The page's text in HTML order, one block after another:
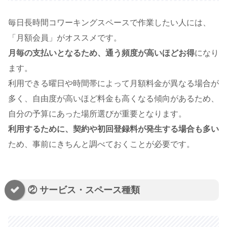
毎日長時間コワーキングスペースで作業したい人には、
「月額会員」がオススメです。
月毎の支払いとなるため、通う頻度が高いほどお得になり
ます。
利用できる曜日や時間帯によって月額料金が異なる場合が
多く、自由度が高いほど料金も高くなる傾向があるため、
自分の予算にあった場所選びが重要となります。
利用するために、契約や初回登録料が発生する場合も多い
ため、事前にきちんと調べておくことが必要です。
② サービス・スペース種類